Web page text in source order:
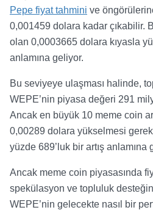
Pepe fiyat tahmini ve
0,001459 dolara kadar çıkabilir.
olan 0,0003665 dolara kıyasla
anlamına geliyor.
Bu seviyeye ulaşması halinde,
WEPE’nin piyasa değeri 291
Ancak en büyük 10 meme coin
0,00289 dolara yükselmesi
yüzde 689’luk bir artış anlamına
Ancak meme coin piyasasında
spekülasyon ve topluluk
WEPE’nin gelecekte nasıl bir